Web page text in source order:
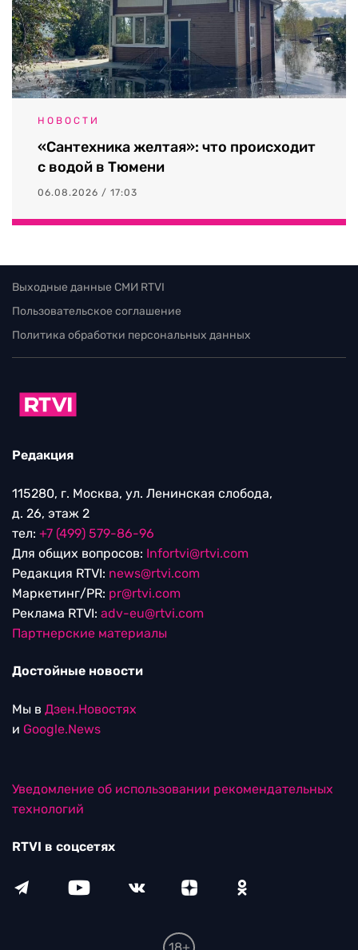
НОВОСТИ
«Сантехника желтая»: что происходит
с водой в Тюмени
06.08.2026 / 17:03
Выходные данные СМИ RTVI
Пользовательское соглашение
Политика обработки персональных данных
Редакция
115280, г. Москва, ул. Ленинская слобода,
д. 26, этаж 2
тел: +7 (499) 579-86-96
Для общих вопросов: Infortvi@rtvi.com
Редакция RTVI: news@rtvi.com
Маркетинг/PR: pr@rtvi.com
Реклама RTVI: adv-eu@rtvi.com
Партнерские материалы
Достойные новости
Мы в Дзен.Новостях
и Google.News
Уведомление об использовании рекомендательных
технологий
RTVI в соцсетях